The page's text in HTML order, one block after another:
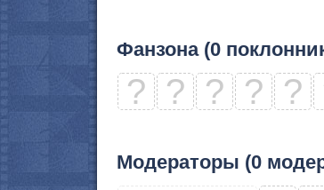
Фанзона (0
? ? ? ? ?
Модераторы (0